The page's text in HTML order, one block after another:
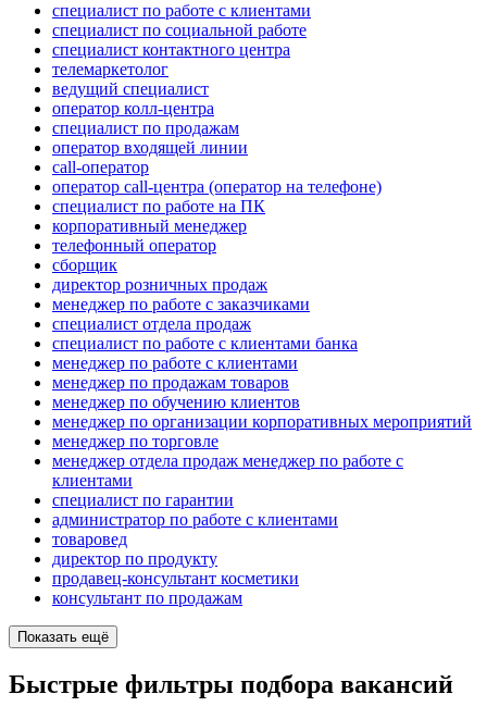
специалист по работе с клиентами
специалист по социальной работе
специалист контактного центра
телемаркетолог
ведущий специалист
оператор колл-центра
специалист по продажам
оператор входящей линии
call-оператор
оператор call-центра (оператор на телефоне)
специалист по работе на ПК
корпоративный менеджер
телефонный оператор
сборщик
директор розничных продаж
менеджер по работе с заказчиками
специалист отдела продаж
специалист по работе с клиентами банка
менеджер по работе с клиентами
менеджер по продажам товаров
менеджер по обучению клиентов
менеджер по организации корпоративных мероприятий
менеджер по торговле
менеджер отдела продаж менеджер по работе с
клиентами
специалист по гарантии
администратор по работе с клиентами
товаровед
директор по продукту
продавец-консультант косметики
консультант по продажам
Показать ещё
Быстрые фильтры подбора вакансий